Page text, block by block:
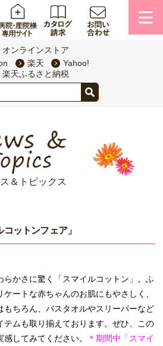
オンラインストア
楽天
Yahoo!
楽天ふるさと納税
＆トピックス
ットンフェア」
らかさに驚く「スマイルコットン」。ふ
ートな赤ちゃんのお肌にもやさしく、
もちろん、バスタオルやスリーパーなど
テムも取り揃えております。ぜひ、この
してみてください。
＊期間中「スマイ